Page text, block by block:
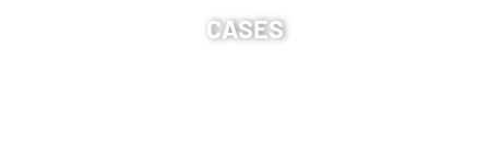
CASES